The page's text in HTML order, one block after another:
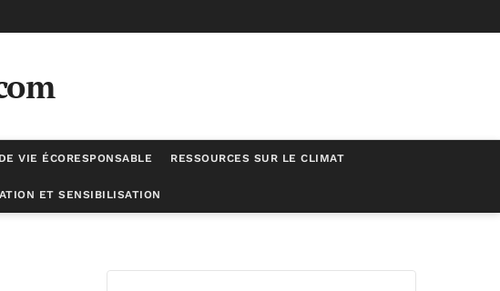
VIE ÉCORESPONSABLE RESSOURCES SUR LE CLIMAT
ET SENSIBILISATION
et freiner la transition vers une écologie durable